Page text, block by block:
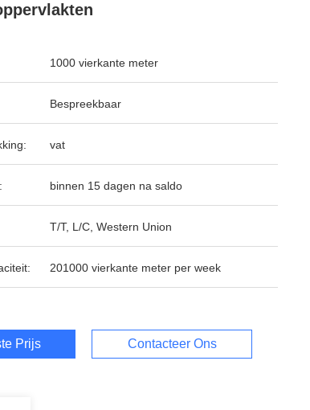
1000 vierkante meter
Bespreekbaar
vat
binnen 15 dagen na saldo
T/T, L/C, Western Union
201000 vierkante meter per week
Prijs Contacteer Ons